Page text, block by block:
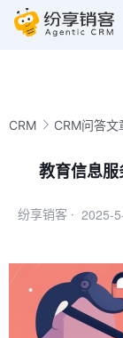
CRM CRM问答文
教育信息
纷享销客 · 2025-